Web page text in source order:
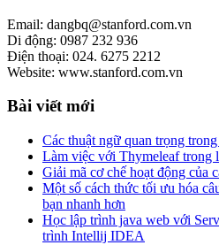
Email: dangbq@stanford.com.vn
Di động: 0987 232 936
Điện thoại: 024. 6275 2212
Website: www.stanford.com.vn
Bài viết mới
Các thuật ngữ quan trọng
Làm việc với Thymeleaf trong
Giải mã cơ chế hoạt động của
Một số cách thức tối ưu hóa
bạn nhanh hơn
Học lập trình java web với
trình Intellij IDEA